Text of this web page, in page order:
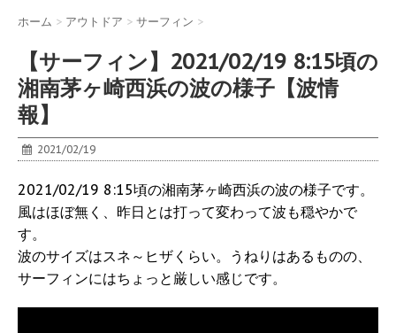
ホーム > アウトドア > サーフィン >
【サーフィン】2021/02/19 8:15頃の
湘南茅ヶ崎西浜の波の様子【波情
報】
2021/02/19
2021/02/19 8:15頃の湘南茅ヶ崎西浜の波の様子です。
風はほぼ無く、昨日とは打って変わって波も穏やかで
す。
波のサイズはスネ～ヒザくらい。うねりはあるものの、
サーフィンにはちょっと厳しい感じです。